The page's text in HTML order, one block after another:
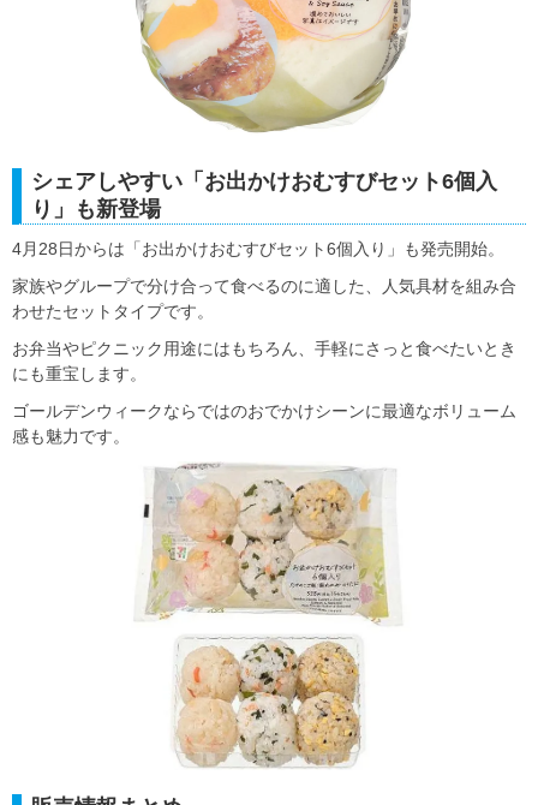
シェアしやすい「お出かけおむすびセット6個入
り」も新登場
4月28日からは「お出かけおむすびセット6個入り」も発売開始。
家族やグループで分け合って食べるのに適した、人気具材を組み合
わせたセットタイプです。
お弁当やピクニック用途にはもちろん、手軽にさっと食べたいとき
にも重宝します。
ゴールデンウィークならではのおでかけシーンに最適なボリューム
感も魅力です。